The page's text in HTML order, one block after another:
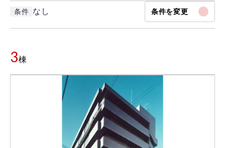
条件 なし 条件を変更
3棟